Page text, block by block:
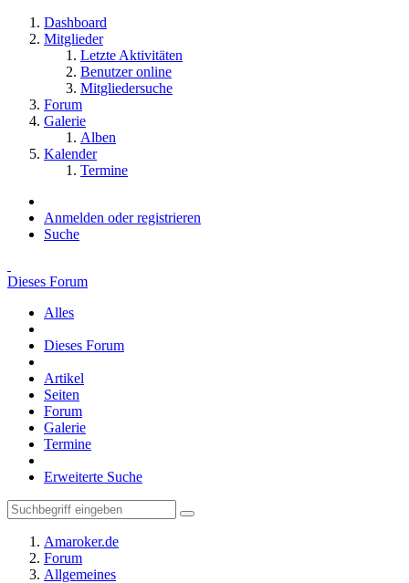
Dashboard
Mitglieder
Letzte Aktivitäten
Benutzer online
Mitgliedersuche
Forum
Galerie
Alben
Kalender
Termine
Anmelden oder registrieren
Suche
Dieses Forum
Alles
Dieses Forum
Artikel
Seiten
Forum
Galerie
Termine
Erweiterte Suche
Amaroker.de
Forum
Allgemeines